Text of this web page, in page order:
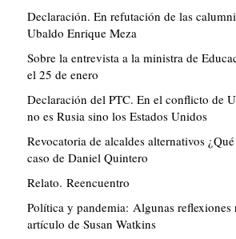
Declaración. En refutación de las
Ubaldo Enrique Meza
Sobre la entrevista a la ministra de
el 25 de enero
Declaración del PTC. En el conflicto de
no es Rusia sino los Estados Unidos
Revocatoria de alcaldes alternativos
caso de Daniel Quintero
Relato. Reencuentro
Política y pandemia: Algunas reflexiones
artículo de Susan Watkins